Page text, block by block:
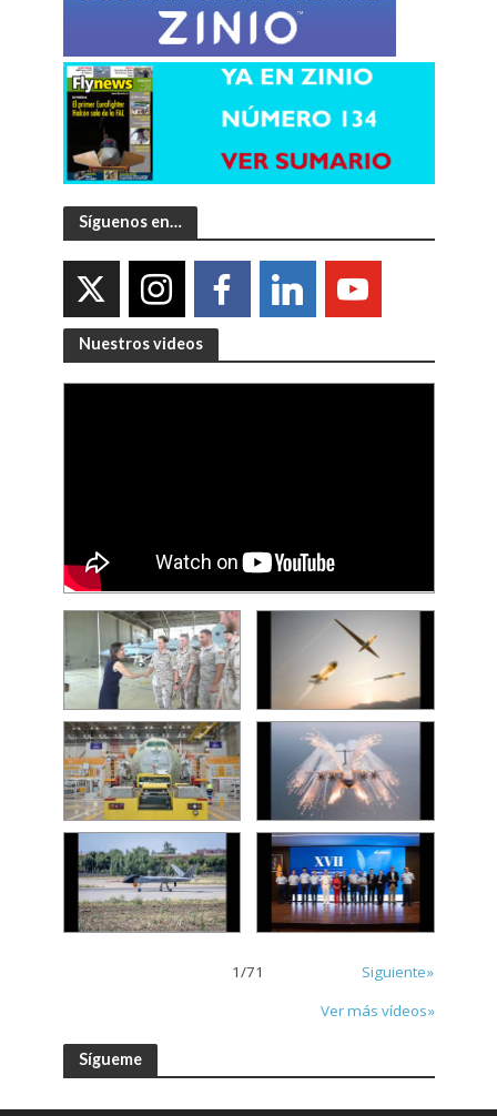
Síguenos en…
Nuestros videos
1/71
Siguiente»
Ver más vídeos»
Sígueme